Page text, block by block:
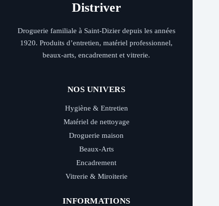
Distriver
Droguerie familiale à Saint-Dizier depuis les années
1920. Produits d’entretien, matériel professionnel,
beaux-arts, encadrement et vitrerie.
NOS UNIVERS
Hygiène & Entretien
Matériel de nettoyage
Droguerie maison
Beaux-Arts
Encadrement
Vitrerie & Miroiterie
INFORMATIONS